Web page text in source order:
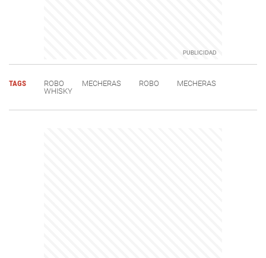
TAGS ROBO MECHERAS ROBO
MECHERAS
WHISKY